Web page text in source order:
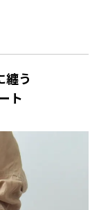
纏う
ト